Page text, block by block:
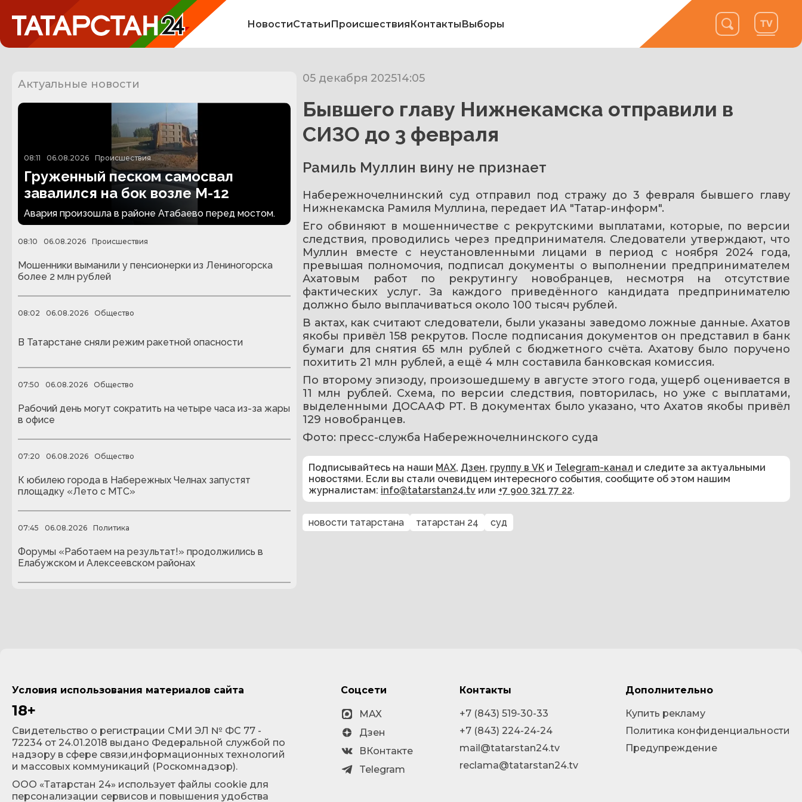
НовостиСтатьиПроисшествияКонтактыВыборы
Актуальные новости
08:11 06.08.2026 Происшествия
Груженный песком самосвал
завалился на бок возле М-12
Авария произошла в районе Атабаево перед мостом.
08:10 06.08.2026 Происшествия
Мошенники выманили у пенсионерки из Лениногорска
более 2 млн рублей
08:02 06.08.2026 Общество
В Татарстане сняли режим ракетной опасности
07:50 06.08.2026 Общество
Рабочий день могут сократить на четыре часа из-за жары
в офисе
07:20 06.08.2026 Общество
К юбилею города в Набережных Челнах запустят
площадку «Лето с МТС»
07:45 06.08.2026 Политика
Форумы «Работаем на результат!» продолжились в
Елабужском и Алексеевском районах
05 декабря 202514:05
Бывшего главу Нижнекамска отправили в
СИЗО до 3 февраля
Рамиль Муллин вину не признает
Набережночелнинский суд отправил под стражу до 3 февраля бывшего главу
Нижнекамска Рамиля Муллина, передает ИА "Татар-информ".
Его обвиняют в мошенничестве с рекрутскими выплатами, которые, по версии
следствия, проводились через предпринимателя. Следователи утверждают, что
Муллин вместе с неустановленными лицами в период с ноября 2024 года,
превышая полномочия, подписал документы о выполнении предпринимателем
Ахатовым работ по рекрутингу новобранцев, несмотря на отсутствие
фактических услуг. За каждого приведённого кандидата предпринимателю
должно было выплачиваться около 100 тысяч рублей.
В актах, как считают следователи, были указаны заведомо ложные данные. Ахатов
якобы привёл 158 рекрутов. После подписания документов он представил в банк
бумаги для снятия 65 млн рублей с бюджетного счёта. Ахатову было поручено
похитить 21 млн рублей, а ещё 4 млн составила банковская комиссия.
По второму эпизоду, произошедшему в августе этого года, ущерб оценивается в
11 млн рублей. Схема, по версии следствия, повторилась, но уже с выплатами,
выделенными ДОСААФ РТ. В документах было указано, что Ахатов якобы привёл
129 новобранцев.
Фото: пресс-служба Набережночелнинского суда
Подписывайтесь на наши MAX, Дзен, группу в VK и Telegram-канал и следите за актуальными
новостями. Если вы стали очевидцем интересного события, сообщите об этом нашим
журналистам: info@tatarstan24.tv или +7 900 321 77 22.
новости татарстана татарстан 24 суд
Условия использования материалов сайта
18+
Cвидетельство о регистрации СМИ ЭЛ № ФС 77 -
72234 от 24.01.2018 выдано Федеральной службой по
надзору в сфере связи,информационных технологий
и массовых коммуникаций (Роскомнадзор).
ООО «Татарстан 24» использует файлы cookie для
персонализации сервисов и повышения удобства
Соцсети
MAX
Дзен
ВКонтакте
Telegram
Контакты
+7 (843) 519-30-33
+7 (843) 224-24-24
mail@tatarstan24.tv
reclama@tatarstan24.tv
Дополнительно
Купить рекламу
Политика конфиденциальности
Предупреждение